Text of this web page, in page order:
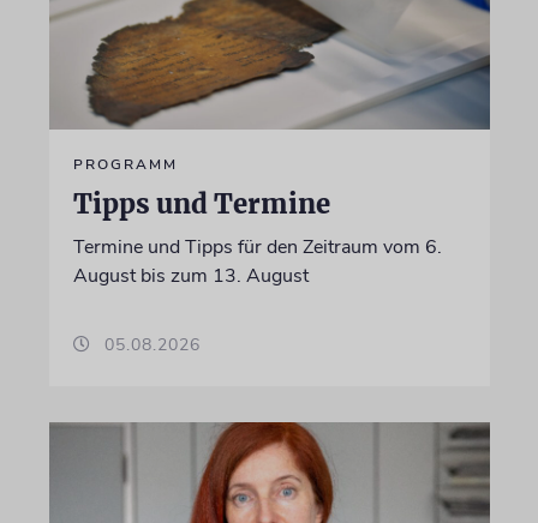
PROGRAMM
Tipps und Termine
Termine und Tipps für den Zeitraum vom 6.
August bis zum 13. August
05.08.2026